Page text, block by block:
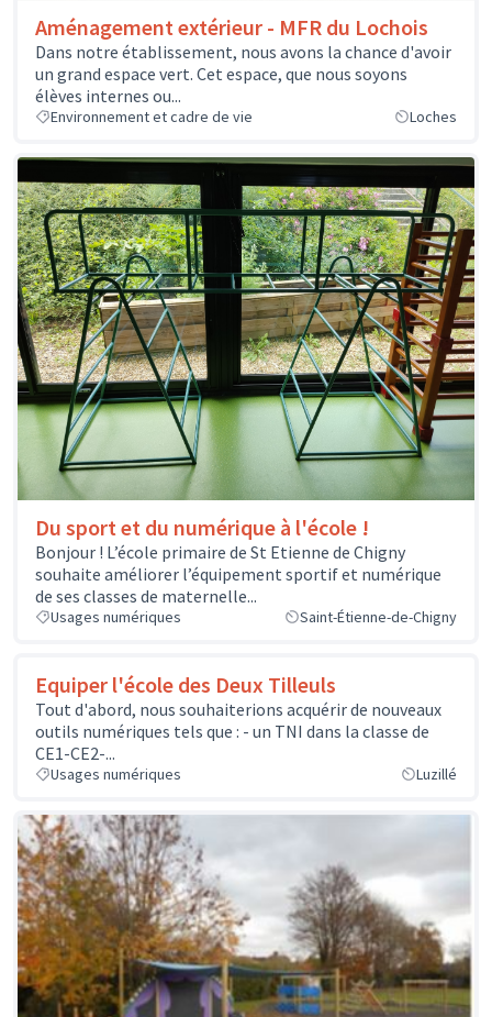
Aménagement extérieur - MFR du Lochois
Dans notre établissement, nous avons la chance d'avoir
un grand espace vert. Cet espace, que nous soyons
élèves internes ou...
Environnement et cadre de vie Loches
Du sport et du numérique à l'école !
Bonjour ! L’école primaire de St Etienne de Chigny
souhaite améliorer l’équipement sportif et numérique
de ses classes de maternelle...
Usages numériques Saint-Étienne-de-Chigny
Equiper l'école des Deux Tilleuls
Tout d'abord, nous souhaiterions acquérir de nouveaux
outils numériques tels que : - un TNI dans la classe de
CE1-CE2-...
Usages numériques Luzillé